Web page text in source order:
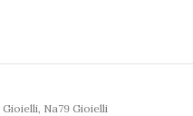
Gioielli, Na79 Gioielli